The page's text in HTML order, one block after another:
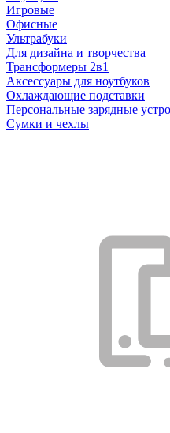
Игровые
Офисные
Ультрабуки
Для дизайна и творчества
Трансформеры 2в1
Аксессуары для ноутбуков
Охлаждающие подставки
Персональные зарядные
Сумки и чехлы